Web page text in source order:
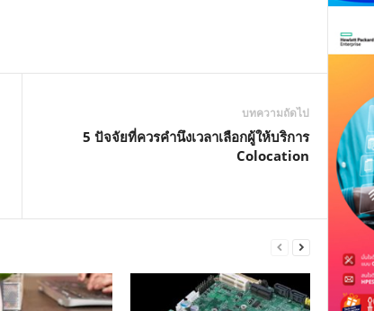
บทความถัดไป
5 ปัจจัยที่ควรคำนึงเวลาเลือกผู้ให้บริการ
Colocation